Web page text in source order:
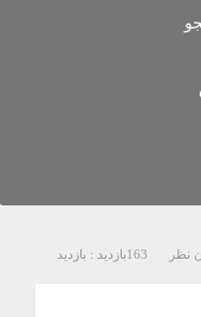
نظر بازدید :163 بازدید